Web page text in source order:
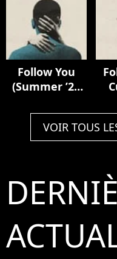
Follow You
(Summer ’21
VOIR TOUS